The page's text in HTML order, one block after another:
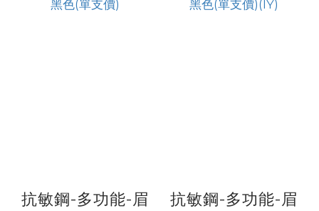
抗敏鋼-多功能-眉
抗敏鋼-多功能-眉